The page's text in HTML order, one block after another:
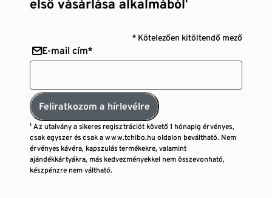
első vásárlása alkalmából¹
* Kötelezően kitöltendő mező
E-mail cím*
Feliratkozom a hírlevélre
¹ Az utalvány a sikeres regisztrációt követő 1 hónapig érvényes,
csak egyszer és csak a www.tchibo.hu oldalon beváltható. Nem
érvényes kávéra, kapszulás termékekre, valamint
ajándékkártyákra, más kedvezményekkel nem összevonható,
készpénzre nem váltható.